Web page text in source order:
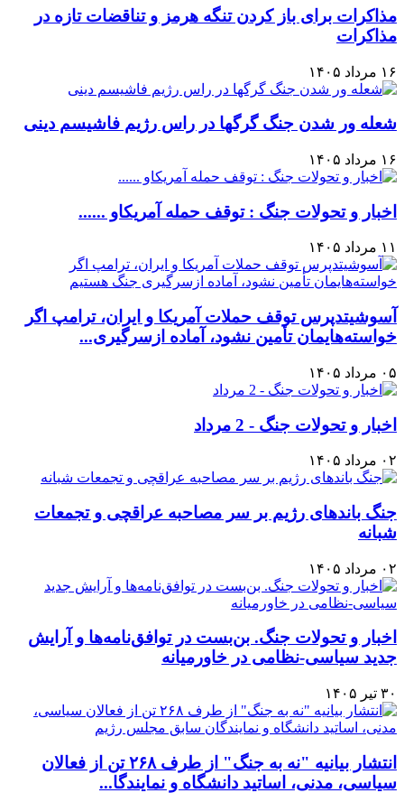
مذاکرات برای باز کردن تنگه هرمز و تناقضات تازه در
مذاکرات
۱۶ مرداد ۱۴۰۵
شعله ور شدن جنگ گرگها در راس رژیم فاشیسم دینی
۱۶ مرداد ۱۴۰۵
اخبار و تحولات جنگ : توقف حمله آمریکاو ......
۱۱ مرداد ۱۴۰۵
آسوشیتدپرس توقف حملات آمریکا و ایران، ترامپ اگر
خواسته‌هایمان تأمین نشود، آماده ازسرگیری...
۰۵ مرداد ۱۴۰۵
اخبار و تحولات جنگ - 2 مرداد
۰۲ مرداد ۱۴۰۵
جنگ باندهای رژیم بر سر مصاحبه عراقچی و تجمعات
شبانه
۰۲ مرداد ۱۴۰۵
اخبار و تحولات جنگ. بن‌بست در توافق‌نامه‌ها و آرایش
جدید سیاسی-نظامی در خاورمیانه
۳۰ تیر ۱۴۰۵
انتشار بیانیه "نه به جنگ" از طرف ۲۶۸ تن از فعالان
سیاسی، مدنی، اساتید دانشگاه و نمایندگا...